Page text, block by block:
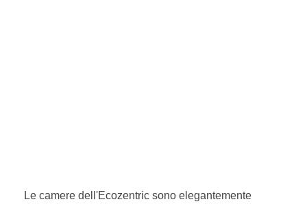
Le camere dell'Ecozentric sono elegantemente